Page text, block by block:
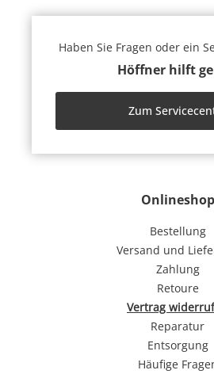
Onlineshop
Bestellung
Versand und
Zahlung
Retoure
Vertrag
Reparatur
Entsorgung
Häufige
Haben Sie Fragen oder ein
Höffner hilft
Zum